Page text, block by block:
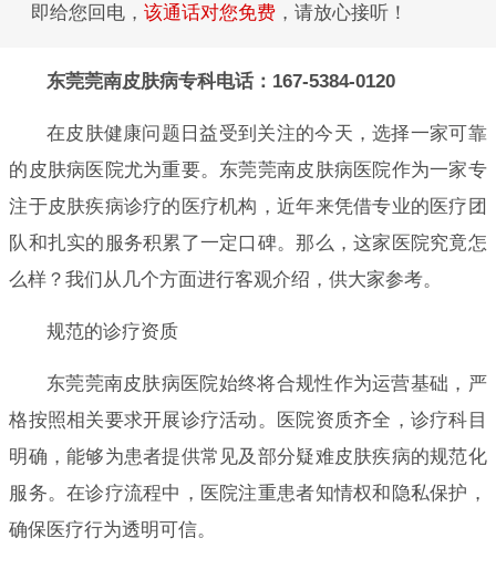
即给您回电， 该通话对您免费 ，请放心接听！
东莞莞南皮肤病专科电话：167-5384-0120
在皮肤健康问题日益受到关注的今天，选择一家可靠
的皮肤病医院尤为重要。东莞莞南皮肤病医院作为一家专
注于皮肤疾病诊疗的医疗机构，近年来凭借专业的医疗团
队和扎实的服务积累了一定口碑。那么，这家医院究竟怎
么样？我们从几个方面进行客观介绍，供大家参考。
规范的诊疗资质
东莞莞南皮肤病医院始终将合规性作为运营基础，严
格按照相关要求开展诊疗活动。医院资质齐全，诊疗科目
明确，能够为患者提供常见及部分疑难皮肤疾病的规范化
服务。在诊疗流程中，医院注重患者知情权和隐私保护，
确保医疗行为透明可信。